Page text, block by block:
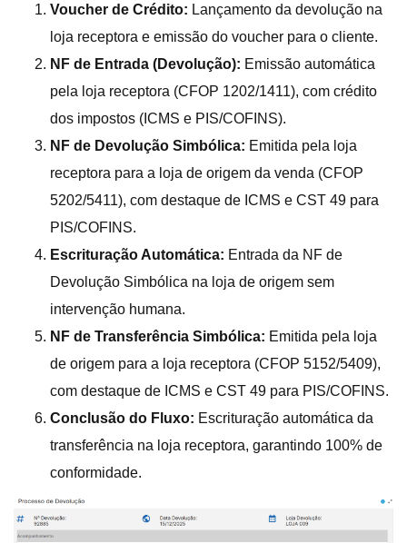
Voucher de Crédito: Lançamento da devolução na
loja receptora e emissão do voucher para o cliente.
NF de Entrada (Devolução): Emissão automática
pela loja receptora (CFOP 1202/1411), com crédito
dos impostos (ICMS e PIS/COFINS).
NF de Devolução Simbólica: Emitida pela loja
receptora para a loja de origem da venda (CFOP
5202/5411), com destaque de ICMS e CST 49 para
PIS/COFINS.
Escrituração Automática: Entrada da NF de
Devolução Simbólica na loja de origem sem
intervenção humana.
NF de Transferência Simbólica: Emitida pela loja
de origem para a loja receptora (CFOP 5152/5409),
com destaque de ICMS e CST 49 para PIS/COFINS.
Conclusão do Fluxo: Escrituração automática da
transferência na loja receptora, garantindo 100% de
conformidade.